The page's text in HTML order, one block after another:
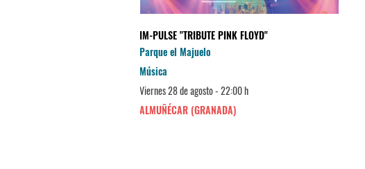
IM-PULSE "TRIBUTE PINK FLOYD"
Parque el Majuelo
Música
Viernes 28 de agosto - 22:00 h
ALMUÑÉCAR (GRANADA)